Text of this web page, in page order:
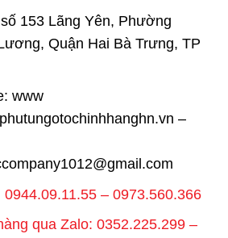
153 Lãng Yên, Phường
Quận Hai Bà Trưng, TP
www
–
0944.09.11.55 – 0973.560.366
qua Zalo: 0352.225.299 –